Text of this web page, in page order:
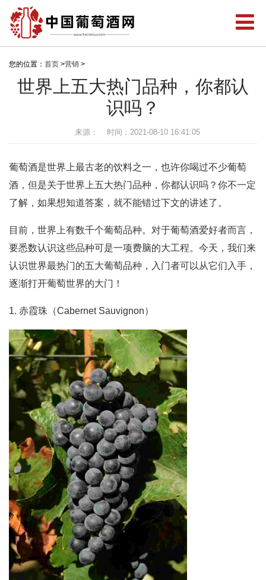
您的位置： 首页 >营销 >
世界上五大热门品种，你都认
识吗？
来源： 时间：2021-08-10 16:41:05
葡萄酒是世界上最古老的饮料之一，也许你喝过不少葡萄
酒，但是关于世界上五大热门品种，你都认识吗？你不一定
了解，如果想知道答案，就不能错过下文的讲述了。
目前，世界上有数千个葡萄品种。对于葡萄酒爱好者而言，
要悉数认识这些品种可是一项费脑的大工程。今天，我们来
认识世界最热门的五大葡萄品种，入门者可以从它们入手，
逐渐打开葡萄世界的大门！
1. 赤霞珠（Cabernet Sauvignon）